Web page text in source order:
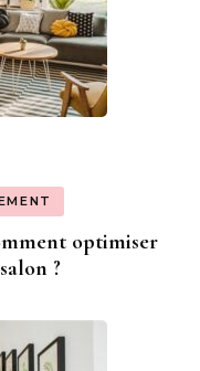
optimiser
?